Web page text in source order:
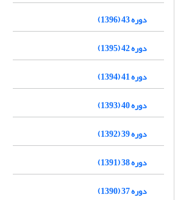
دوره 43 (1396)
دوره 42 (1395)
دوره 41 (1394)
دوره 40 (1393)
دوره 39 (1392)
دوره 38 (1391)
دوره 37 (1390)